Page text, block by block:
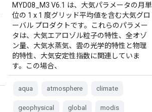
MYD08_M3 V6.1 は、大気パラメータの月単
位の 1 x 1 度グリッド平均値を含む大気グロ
ーバル プロダクトです。これらのパラメー
タは、大気エアロゾル粒子の特性、全オゾ
ン量、大気水蒸気、雲の光学的特性と物理
的特性、大気安定性指数に関連していま
す。この場合、
aqua atmosphere climate
geophysical global modis